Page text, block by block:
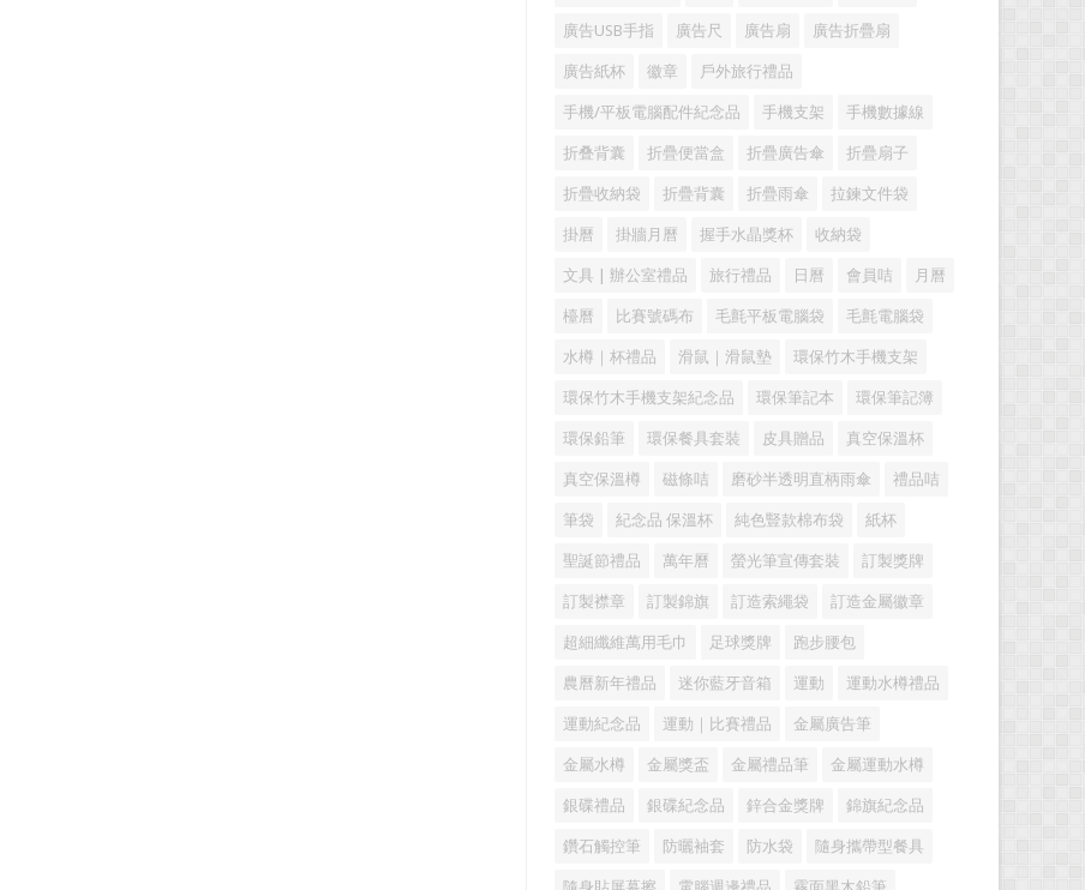
廣告USB手指 廣告尺 廣告扇 廣告折疊扇
廣告紙杯 徽章 戶外旅行禮品
手機/平板電腦配件紀念品 手機支架 手機數據線
折叠背囊 折疊便當盒 折疊廣告傘 折疊扇子
折疊收納袋 折疊背囊 折疊雨傘 拉鍊文件袋
掛曆 掛牆月曆 握手水晶獎杯 收納袋
文具 | 辦公室禮品 旅行禮品 日曆 會員咭 月曆
檯曆 比賽號碼布 毛氈平板電腦袋 毛氈電腦袋
水樽｜杯禮品 滑鼠｜滑鼠墊 環保竹木手機支架
環保竹木手機支架紀念品 環保筆記本 環保筆記簿
環保鉛筆 環保餐具套裝 皮具贈品 真空保溫杯
真空保溫樽 磁條咭 磨砂半透明直柄雨傘 禮品咭
筆袋 紀念品 保溫杯 純色豎款棉布袋 紙杯
聖誕節禮品 萬年曆 螢光筆宣傳套裝 訂製獎牌
訂製襟章 訂製錦旗 訂造索繩袋 訂造金屬徽章
超細纖維萬用毛巾 足球獎牌 跑步腰包
農曆新年禮品 迷你藍牙音箱 運動 運動水樽禮品
運動紀念品 運動｜比賽禮品 金屬廣告筆
金屬水樽 金屬獎盃 金屬禮品筆 金屬運動水樽
銀碟禮品 銀碟紀念品 鋅合金獎牌 錦旗紀念品
鑽石觸控筆 防曬袖套 防水袋 隨身攜帶型餐具